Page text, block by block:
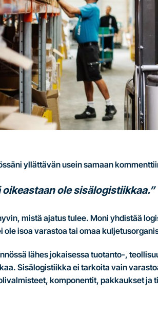
yllättävän usein samaan
oikeastaan ole sisälogistiikkaa.”
mistä ajatus tulee. Moni yhdistää
ole isoa varastoa tai omaa
lähes jokaisessa tuotanto-,
Sisälogistiikka ei tarkoita vain
komponentit, pakkaukset ja